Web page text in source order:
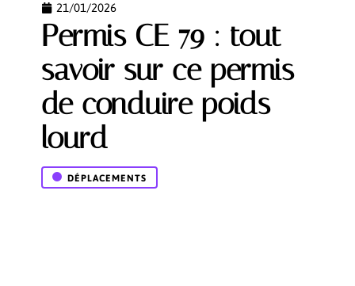
21/01/2026
Permis CE 79 : tout
savoir sur ce permis
de conduire poids
lourd
DÉPLACEMENTS